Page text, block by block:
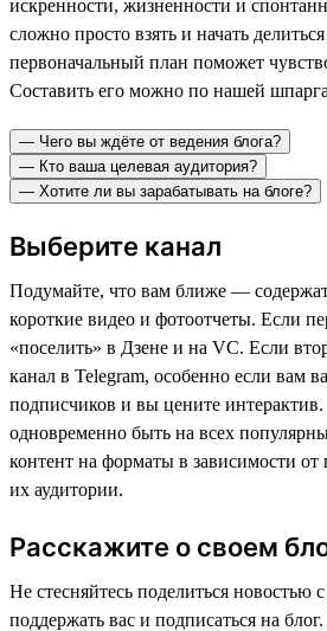
искренности, жизненности и
сложно просто взять и начать
первоначальный план поможет
Составить его можно по нашей
— Чего вы ждёте от ведения блога?
— Кто ваша целевая аудитория?
— Хотите ли вы зарабатывать на блоге?
Выберите канал
Подумайте, что вам ближе —
короткие видео и фотоотчеты. Если
«поселить» в Дзене и на VC. Если
канал в Telegram, особенно если вам
подписчиков и вы цените
одновременно быть на всех
контент на форматы в зависимости от
их аудитории.
Расскажите о своем
Не стесняйтесь поделиться новостью
поддержать вас и подписаться на